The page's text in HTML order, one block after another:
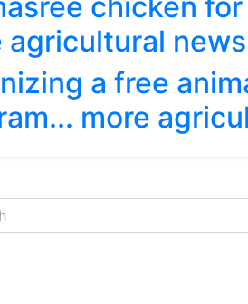
agricultural news
a free
more